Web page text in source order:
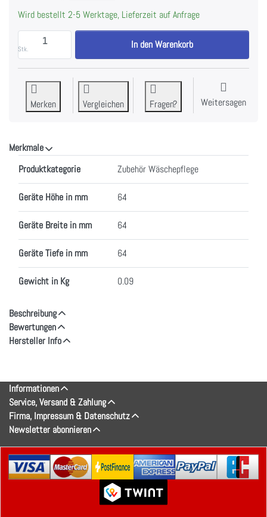
Wird bestellt 2-5 Werktage, Lieferzeit auf Anfrage
Stk.
AEG EDBALL Trocknerkugeln, 902979186 zu CHF
In den Warenkorb
Merken Vergleichen Fragen? Weitersagen
Merkmale
Produktkategorie Zubehör Wäschepflege
Geräte Höhe in mm 64
Geräte Breite in mm 64
Geräte Tiefe in mm 64
Gewicht in Kg 0.09
Beschreibung
Bewertungen
Hersteller Info
Informationen
Service, Versand & Zahlung
Firma, Impressum & Datenschutz
Newsletter abonnieren